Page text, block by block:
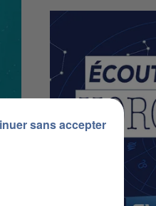
sans accepter